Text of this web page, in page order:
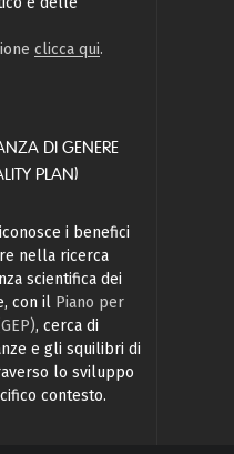
clicca qui.
DI GENERE
PLAN)
i benefici
nella ricerca
scientifica dei
con il Piano per
, cerca di
e gli squilibri di
lo sviluppo
contesto.